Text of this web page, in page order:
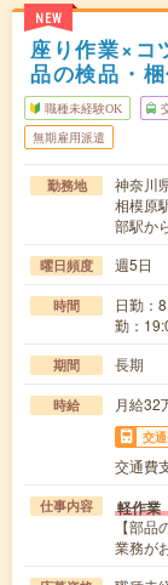
NEW
座り作業×コ
品の検品・
職種未経験OK
無期雇用派遣
勤務地 神奈川
相模原
部駅か
曜日頻度 週5日
時間
日勤：
勤：
期間 長期
時給 月給32
交
交通費
仕事内容 軽作業
【部
業務が